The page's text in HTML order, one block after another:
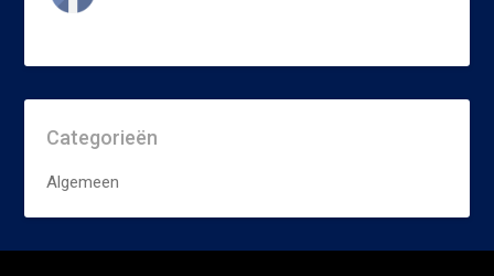
Categorieën
Algemeen